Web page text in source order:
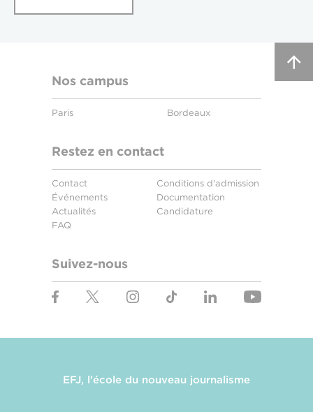
Nos campus
Paris Bordeaux
Restez en contact
Contact
Événements
Actualités
FAQ
Conditions d'admission
Documentation
Candidature
Suivez-nous
EFJ, l'école du nouveau journalisme